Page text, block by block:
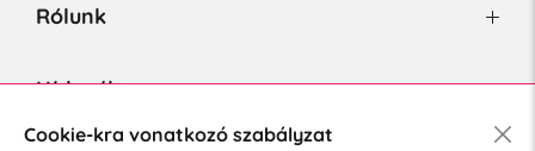
Rólunk
Hírlevél
Cookie-kra vonatkozó szabályzat